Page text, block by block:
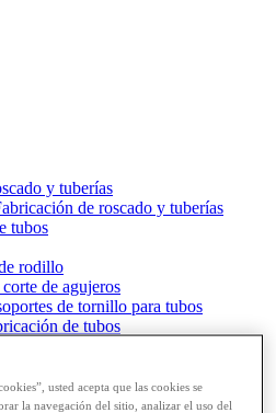
y tuberías
de roscado y tuberías
tubos
rodillo
de agujeros
de tornillo para tubos
de tubos
usted acepta que las cookies se
la navegación del sitio, analizar el uso del